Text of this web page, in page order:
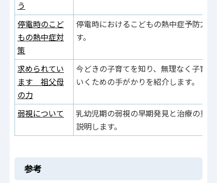
う
停電時のこど
もの熱中症対
策
停電時におけるこどもの熱中症予防方
す。
求められてい
ます 祖父母
の力
今どきの子育てを知り、無理なく子育
いくための手がかりを紹介します。
弱視について
乳幼児期の弱視の早期発見と治療の重
説明します。
参考